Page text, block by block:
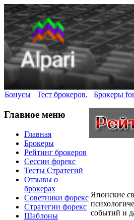
Бонусы Тест брокеров. Брокеры
Главное меню
Главная
Брокеры
Рейтинг брокеров
Сессии форекс
Тесты Стратегий
Отзывы о
брокерах
Советники форекс
Стратегии форекс
Шаблоны
Японские
событий и